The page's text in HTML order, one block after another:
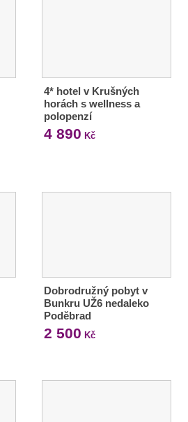
4* hotel v Krušných
horách s wellness a
polopenzí
4 890 Kč
Dobrodružný pobyt v
Bunkru UŽ6 nedaleko
Poděbrad
2 500 Kč